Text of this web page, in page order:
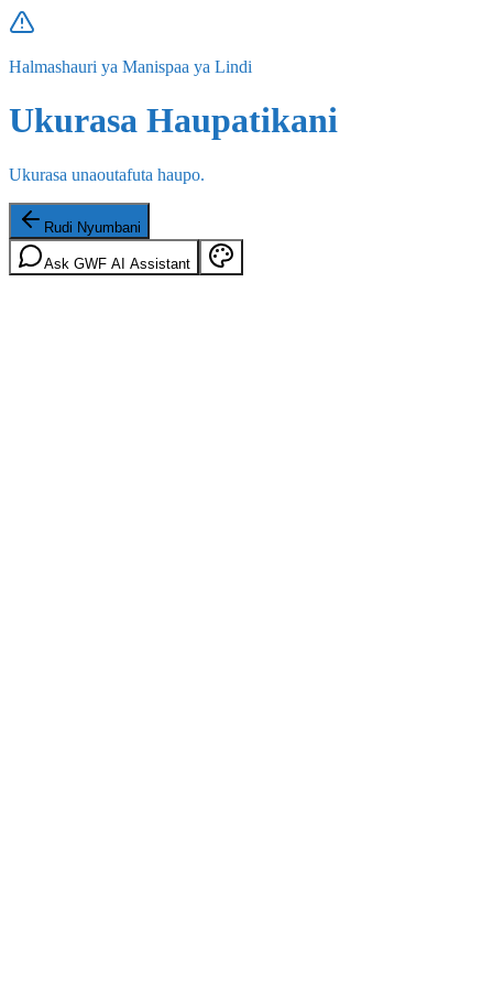
Halmashauri ya Manispaa ya Lindi
Ukurasa Haupatikani
Ukurasa unaoutafuta haupo.
Rudi Nyumbani
Ask GWF AI Assistant